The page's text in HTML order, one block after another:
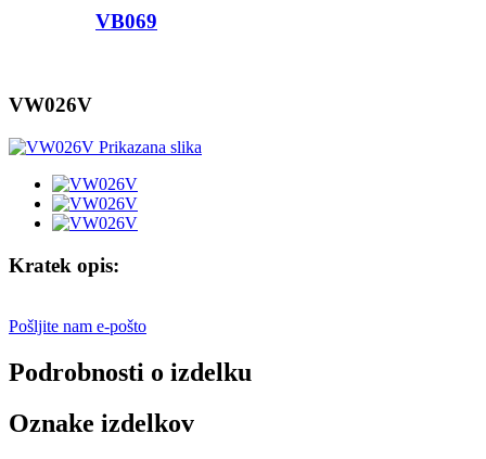
VB069
VW026V
Kratek opis:
Pošljite nam e-pošto
Podrobnosti o izdelku
Oznake izdelkov